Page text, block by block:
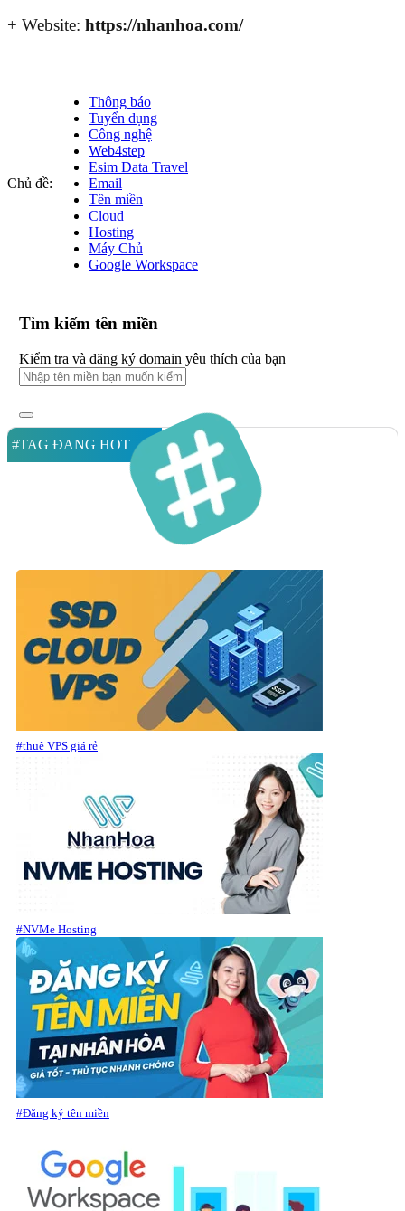
+ Website: https://nhanhoa.com/
Chủ đề:
Thông báo
Tuyển dụng
Công nghệ
Web4step
Esim Data Travel
Email
Tên miền
Cloud
Hosting
Máy Chủ
Google Workspace
Tìm kiếm tên miền
Kiểm tra và đăng ký domain yêu thích của bạn
#TAG ĐANG HOT
#thuê VPS giá rẻ
#NVMe Hosting
#Đăng ký tên miền